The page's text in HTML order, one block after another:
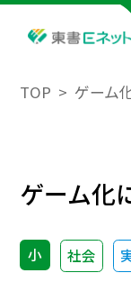
TOP ゲーム
ゲーム化
小 社会